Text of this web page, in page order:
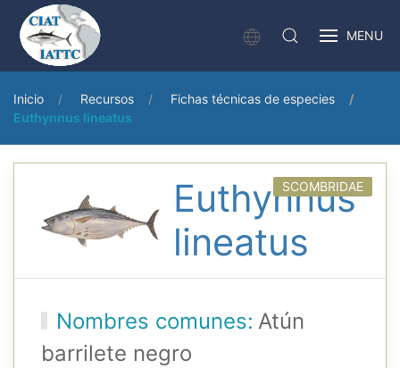
MENU
Inicio Recursos
Fichas técnicas de especies
Euthynnus lineatus
SCOMBRIDAE
Euthynnus
lineatus
Nombres comunes: Atún
barrilete negro